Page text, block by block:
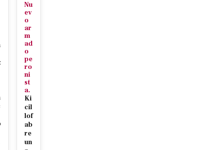
Nu
ev
o
ar
m
ad
o
pe
ro
ni
st
a.
Ki
cil
lof
ab
re
un